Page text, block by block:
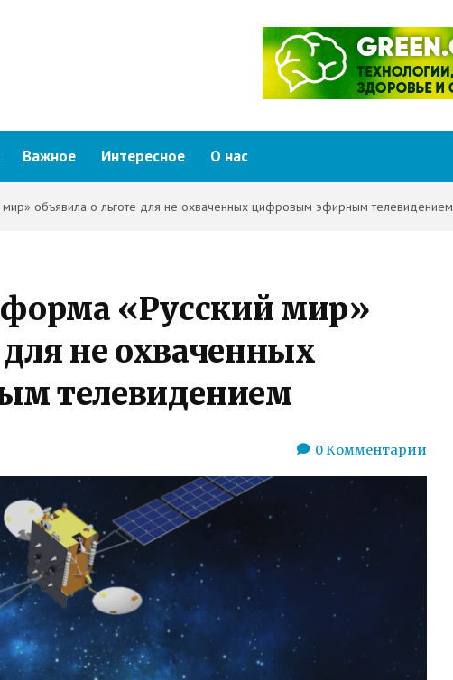
Важное Интересное О нас
мир» объявила о льготе для не охваченных цифровым эфирным телевидением
«Русский мир»
не охваченных
телевидением
0Комментарии